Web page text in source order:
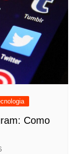
Como